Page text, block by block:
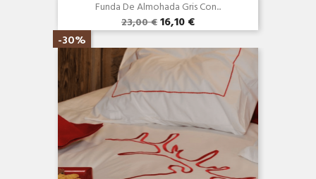
Funda De Almohada Gris Con...
23,00 €
-30%
16,10 €
Vista rápida